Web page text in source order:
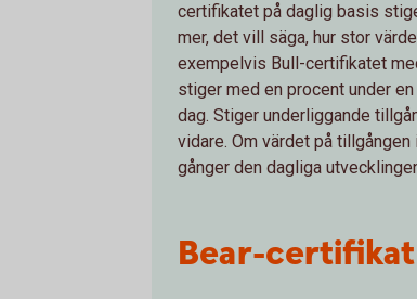
certifikatet på daglig basis
mer, det vill säga, hur stor
exempelvis Bull-certifikatet
stiger med en procent under
dag. Stiger underliggande
vidare. Om värdet på
gånger den dagliga
Bear-certifikat